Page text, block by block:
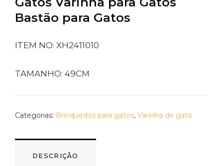
Bastão para Gatos
ITEM NO: XH2411010
TAMANHO: 49CM
Categorias: Brinquedos para gatos, Varinha de gato
DESCRIÇÃO